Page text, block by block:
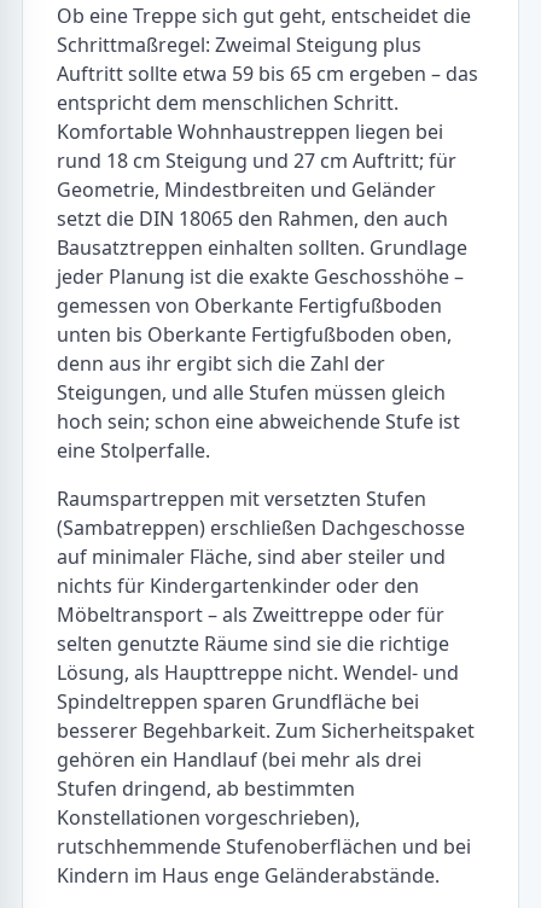
Ob eine Treppe sich gut geht, entscheidet die
Schrittmaßregel: Zweimal Steigung plus
Auftritt sollte etwa 59 bis 65 cm ergeben – das
entspricht dem menschlichen Schritt.
Komfortable Wohnhaustreppen liegen bei
rund 18 cm Steigung und 27 cm Auftritt; für
Geometrie, Mindestbreiten und Geländer
setzt die DIN 18065 den Rahmen, den auch
Bausatztreppen einhalten sollten. Grundlage
jeder Planung ist die exakte Geschosshöhe –
gemessen von Oberkante Fertigfußboden
unten bis Oberkante Fertigfußboden oben,
denn aus ihr ergibt sich die Zahl der
Steigungen, und alle Stufen müssen gleich
hoch sein; schon eine abweichende Stufe ist
eine Stolperfalle.
Raumspartreppen mit versetzten Stufen
(Sambatreppen) erschließen Dachgeschosse
auf minimaler Fläche, sind aber steiler und
nichts für Kindergartenkinder oder den
Möbeltransport – als Zweittreppe oder für
selten genutzte Räume sind sie die richtige
Lösung, als Haupttreppe nicht. Wendel- und
Spindeltreppen sparen Grundfläche bei
besserer Begehbarkeit. Zum Sicherheitspaket
gehören ein Handlauf (bei mehr als drei
Stufen dringend, ab bestimmten
Konstellationen vorgeschrieben),
rutschhemmende Stufenoberflächen und bei
Kindern im Haus enge Geländerabstände.